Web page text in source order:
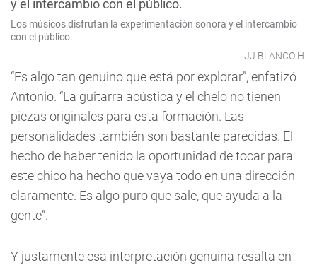
Los músicos disfrutan la experimentación sonora y el intercambio
con el público.
JJ BLANCO H.
“Es algo tan genuino que está por explorar”, enfatizó
Antonio. “La guitarra acústica y el chelo no tienen
piezas originales para esta formación. Las
personalidades también son bastante parecidas. El
hecho de haber tenido la oportunidad de tocar para
este chico ha hecho que vaya todo en una dirección
claramente. Es algo puro que sale, que ayuda a la
gente”.
Y justamente esa interpretación genuina resalta en